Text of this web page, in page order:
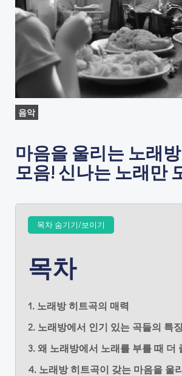
음악
마음을 울리는 노래
모음! 신나는 노래만
목차 숨기기/보이기
목차
1. 노래방 히트곡의 매력
2. 노래방에서 인기 있는 곡들의 특징
3. 왜 노래방에서 노래를 부를 때 더
4. 노래방 히트곡이 갖는 마음을 울